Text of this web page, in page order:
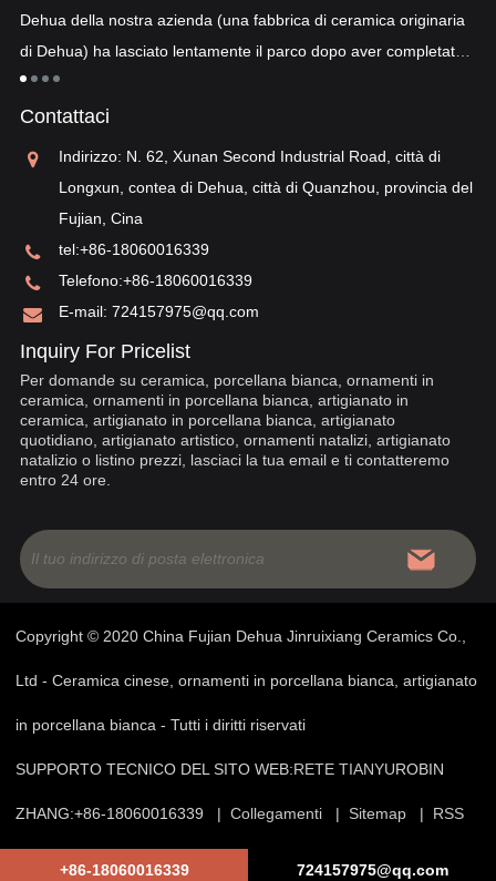
Dehua della nostra azienda (una fabbrica di ceramica originaria
di Dehua) ha lasciato lentamente il parco dopo aver completato
lo sdoganamento...
Contattaci
Indirizzo: N. 62, Xunan Second Industrial Road, città di
Longxun, contea di Dehua, città di Quanzhou, provincia del
Fujian, Cina
tel:+86-18060016339
Telefono:+86-18060016339
E-mail: 724157975@qq.com
Inquiry For Pricelist
Per domande su ceramica, porcellana bianca, ornamenti in
ceramica, ornamenti in porcellana bianca, artigianato in
ceramica, artigianato in porcellana bianca, artigianato
quotidiano, artigianato artistico, ornamenti natalizi, artigianato
natalizio o listino prezzi, lasciaci la tua email e ti contatteremo
entro 24 ore.
Copyright © 2020 China Fujian Dehua Jinruixiang Ceramics Co.,
Ltd - Ceramica cinese, ornamenti in porcellana bianca, artigianato
in porcellana bianca - Tutti i diritti riservati
SUPPORTO TECNICO DEL SITO WEB:RETE TIANYUROBIN
ZHANG:+86-18060016339 |Collegamenti |Sitemap | RSS
+86-18060016339 724157975@qq.com